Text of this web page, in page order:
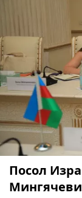
Посол